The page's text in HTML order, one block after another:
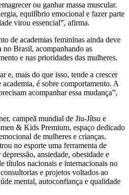
ou ganhar massa muscular.
equilíbrio emocional e fazer parte
virou essencial”, afirma.
de academias femininas ainda deve
Brasil, acompanhando as
e nas prioridades das mulheres.
e, mais do que isso, tende a crescer
é sobre comportamento. A
acompanhar essa mudança”,
campeã mundial de Jiu-Jítsu e
& Kids Premium, espaço dedicado
de mulheres e crianças.
no esporte uma ferramenta de
ansiedade, obesidade e
títulos nacionais e internacionais no
e projetos voltados ao
mental, autoconfiança e qualidade